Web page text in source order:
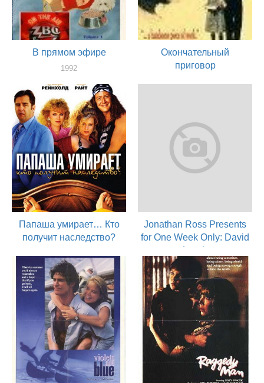
В прямом эфире
1992
Окончательный
приговор
Папаша умирает… Кто
получит наследство?
режиссер
Jonathan Ross Presents
for One Week Only: David
Lynch
1990
актер